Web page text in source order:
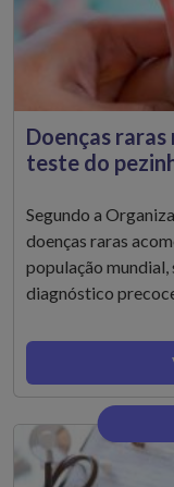
Doenças
teste do
Segundo a
doenças raras
população mundial,
diagnóstico